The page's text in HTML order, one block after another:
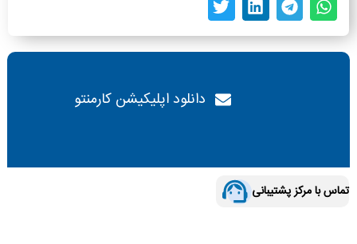
دانلود اپلیکیشن کارمنتو
تماس با مرکز پشتیبانی